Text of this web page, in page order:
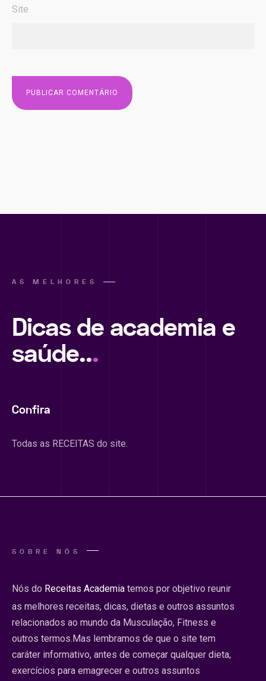
Site
AS MELHORES
Dicas de academia e
saúde...
Confira
Todas as RECEITAS do site.
SOBRE NÓS
Nós do Receitas Academia temos por objetivo reunir
as melhores receitas, dicas, dietas e outros assuntos
relacionados ao mundo da Musculação, Fitness e
outros termos.Mas lembramos de que o site tem
caráter informativo, antes de começar qualquer dieta,
exercícios para emagrecer e outros assuntos